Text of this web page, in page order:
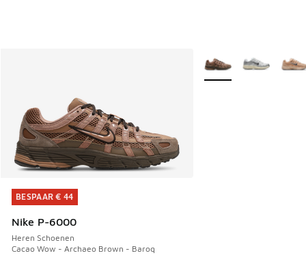
BESPAAR € 44
Nike P-6000
Heren Schoenen
Cacao Wow - Archaeo Brown - Baroq
BESPAAR € 44
Meer kleuren